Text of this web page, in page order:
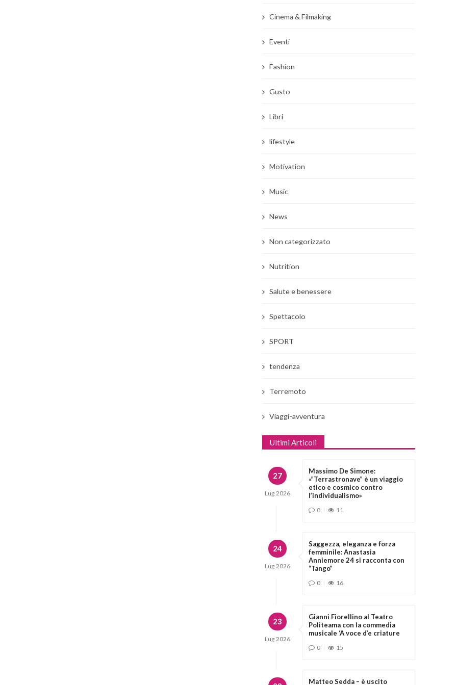
Cinema & Filmaking
Eventi
Fashion
Gusto
Libri
lifestyle
Motivation
Music
News
Non categorizzato
Nutrition
Salute e benessere
Spettacolo
SPORT
tendenza
Terremoto
Viaggi-avventura
Ultimi Articoli
27
Lug 2026
Massimo De Simone:
«”Terrastronave” è un viaggio
etico e cosmico contro
l’individualismo»
0 11
24
Lug 2026
Saggezza, eleganza e forza
femminile: Anastasia
Anniemore 24 si racconta con
“Tango”
0 16
23
Lug 2026
Gianni Fiorellino al Teatro
Politeama con la commedia
musicale ‘A voce d’e criature
0 15
Matteo Sedda – è uscito